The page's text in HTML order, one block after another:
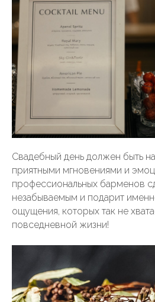
Свадебный день должен быть
приятными мгновениями и
профессиональных барменов
незабываемым и подарит
ощущения, которых так не
повседневной жизни!